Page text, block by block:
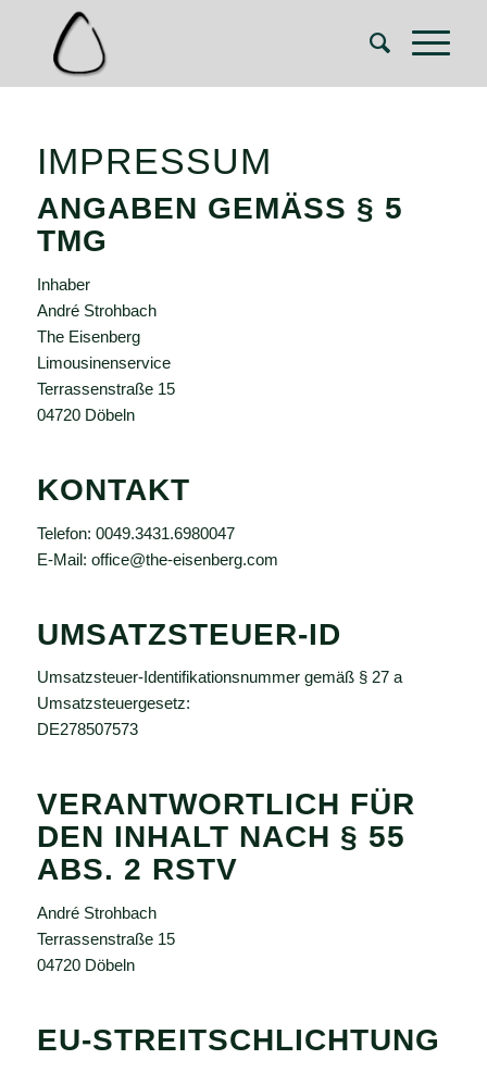
IMPRESSUM
ANGABEN GEMÄSS § 5 T
MG
Inhaber
André Strohbach
The Eisenberg
Limousinenservice
Terrassenstraße 15
04720 Döbeln
KONTAKT
Telefon: 0049.3431.6980047
E-Mail: office@the-eisenberg.com
UMSATZSTEUER-ID
Umsatzsteuer-Identifikationsnummer gemäß § 27 a
Umsatzsteuergesetz:
DE278507573
VERANTWORTLICH FÜR
DEN INHALT NACH § 55
ABS. 2 RSTV
André Strohbach
Terrassenstraße 15
04720 Döbeln
EU-STREITSCHLICHTUNG